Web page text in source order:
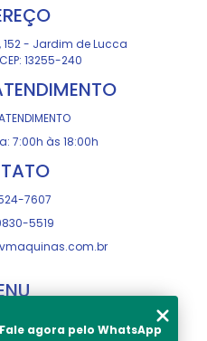
152 - Jardim de Lucca
13255-240
7:00h às 18:00h
7607
5519
agora pelo WhatsApp